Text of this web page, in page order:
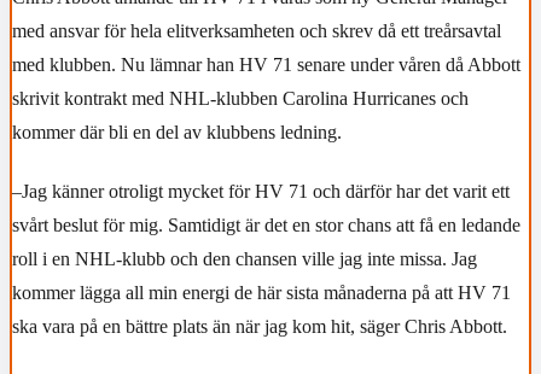
med ansvar för hela elitverksamheten och skrev då ett treårsavtal
med klubben. Nu lämnar han HV 71 senare under våren då Abbott
skrivit kontrakt med NHL-klubben Carolina Hurricanes och
kommer där bli en del av klubbens ledning.
–Jag känner otroligt mycket för HV 71 och därför har det varit ett
svårt beslut för mig. Samtidigt är det en stor chans att få en ledande
roll i en NHL-klubb och den chansen ville jag inte missa. Jag
kommer lägga all min energi de här sista månaderna på att HV 71
ska vara på en bättre plats än när jag kom hit, säger Chris Abbott.